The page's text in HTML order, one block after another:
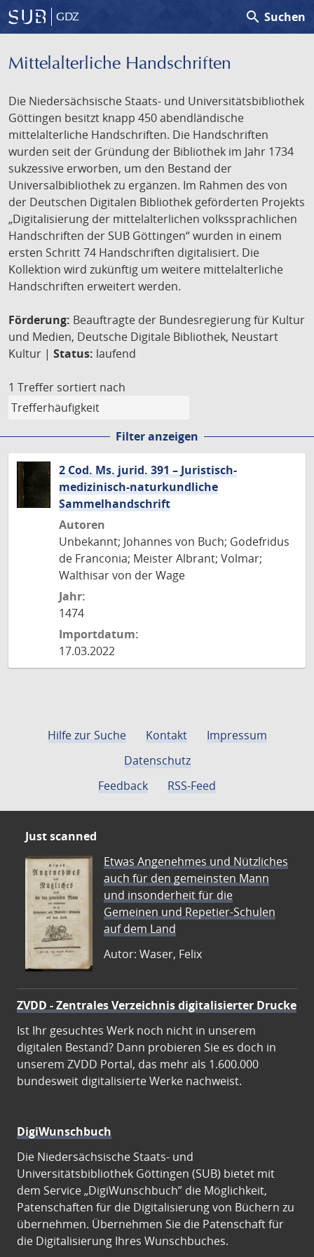
GDZ search Suchen
Mittelalterliche Handschriften
Die Niedersächsische Staats- und Universitätsbibliothek
Göttingen besitzt knapp 450 abendländische
mittelalterliche Handschriften. Die Handschriften
wurden seit der Gründung der Bibliothek im Jahr 1734
sukzessive erworben, um den Bestand der
Universalbibliothek zu ergänzen. Im Rahmen des von
der Deutschen Digitalen Bibliothek geförderten Projekts
„Digitalisierung der mittelalterlichen volkssprachlichen
Handschriften der SUB Göttingen“ wurden in einem
ersten Schritt 74 Handschriften digitalisiert. Die
Kollektion wird zukünftig um weitere mittelalterliche
Handschriften erweitert werden.
Förderung: Beauftragte der Bundesregierung für Kultur
und Medien, Deutsche Digitale Bibliothek, Neustart
Kultur | Status: laufend
1 Treffer sortiert nach
Filter anzeigen
2 Cod. Ms. jurid. 391 – Juristisch-
medizinisch-naturkundliche
Sammelhandschrift
Autoren
Unbekannt; Johannes von Buch; Godefridus
de Franconia; Meister Albrant; Volmar;
Walthisar von der Wage
Jahr:
1474
Importdatum:
17.03.2022
Hilfe zur Suche Kontakt
Impressum
Datenschutz
Feedback
RSS-Feed
Just scanned
Etwas Angenehmes und Nützliches
auch für den gemeinsten Mann
und insonderheit für die
Gemeinen und Repetier-Schulen
auf dem Land
Autor: Waser, Felix
ZVDD - Zentrales Verzeichnis digitalisierter Drucke
Ist Ihr gesuchtes Werk noch nicht in unserem
digitalen Bestand? Dann probieren Sie es doch in
unserem ZVDD Portal, das mehr als 1.600.000
bundesweit digitalisierte Werke nachweist.
DigiWunschbuch
Die Niedersächsische Staats- und
Universitätsbibliothek Göttingen (SUB) bietet mit
dem Service „DigiWunschbuch” die Möglichkeit,
Patenschaften für die Digitalisierung von Büchern zu
übernehmen. Übernehmen Sie die Patenschaft für
die Digitalisierung Ihres Wunschbuches.